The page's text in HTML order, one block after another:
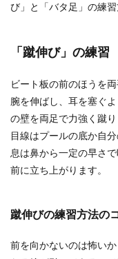
び」と「バタ足」の練
「蹴伸び」の練習
ビート板の前のほうを両
腕を伸ばし、耳を塞ぐ
の壁を両足で力強く蹴り
目線はプールの底か自
息は鼻から一定の早さ
前に立ち上がります。
蹴伸びの練習方法の
前を向かないのは怖い